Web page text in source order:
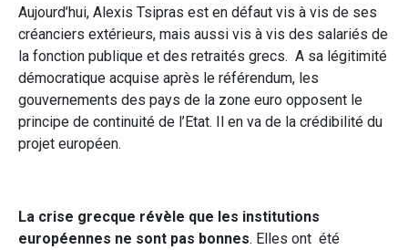
Aujourd’hui, Alexis Tsipras est en défaut vis à vis de ses
créanciers extérieurs, mais aussi vis à vis des salariés de
la fonction publique et des retraités grecs. A sa légitimité
démocratique acquise après le référendum, les
gouvernements des pays de la zone euro opposent le
principe de continuité de l’Etat. Il en va de la crédibilité du
projet européen.
La crise grecque révèle que les institutions
européennes ne sont pas bonnes. Elles ont été